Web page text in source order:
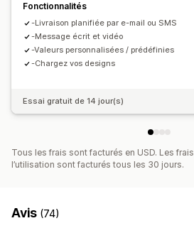
Options de livraison
Envoi groupé Date personnalisée
Livraison programmée
SMS En
Fonctionnalités
-Livraison planifiée par e-mail ou SMS
-Message écrit et vidéo
-Valeurs personnalisées / prédéfinies
-Chargez vos designs
Essai gratuit de 14 jour(s)
Tous les frais sont facturés en USD. Les
l’utilisation sont facturés tous les 30 jours.
Avis (74)